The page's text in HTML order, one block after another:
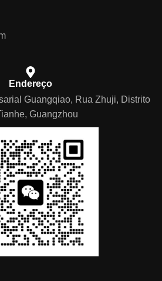
Endereço
Guangqiao, Rua Zhuji, Distrito
Guangzhou